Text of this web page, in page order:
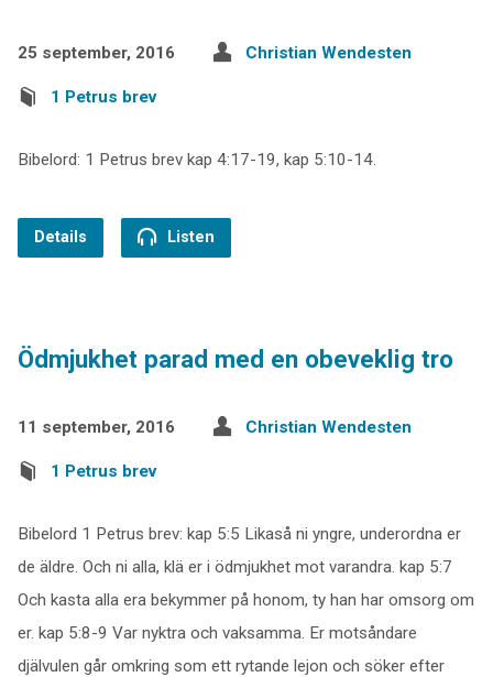
25 september, 2016 Christian Wendesten
1 Petrus brev
Bibelord: 1 Petrus brev kap 4:17-19, kap 5:10-14.
Details Listen
Ödmjukhet parad med en obeveklig tro
11 september, 2016 Christian Wendesten
1 Petrus brev
Bibelord 1 Petrus brev: kap 5:5 Likaså ni yngre, underordna er
de äldre. Och ni alla, klä er i ödmjukhet mot varandra. kap 5:7
Och kasta alla era bekymmer på honom, ty han har omsorg om
er. kap 5:8-9 Var nyktra och vaksamma. Er motsåndare
djälvulen går omkring som ett rytande lejon och söker efter